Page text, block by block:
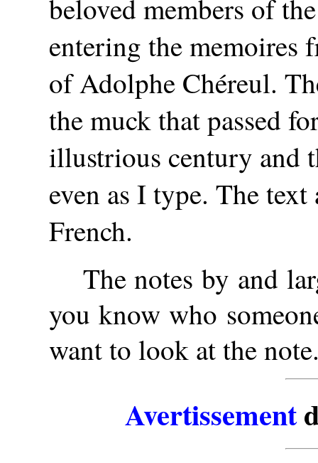
beloved members of
entering the memoires
of Adolphe Chéreul.
the muck that passed
illustrious century and
even as I type. The
French.
The notes by and
you know who
want to look at the
Avertissement